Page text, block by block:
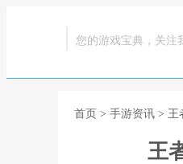
您的游戏宝典，关注
首页 > 手游资讯 > 王
王